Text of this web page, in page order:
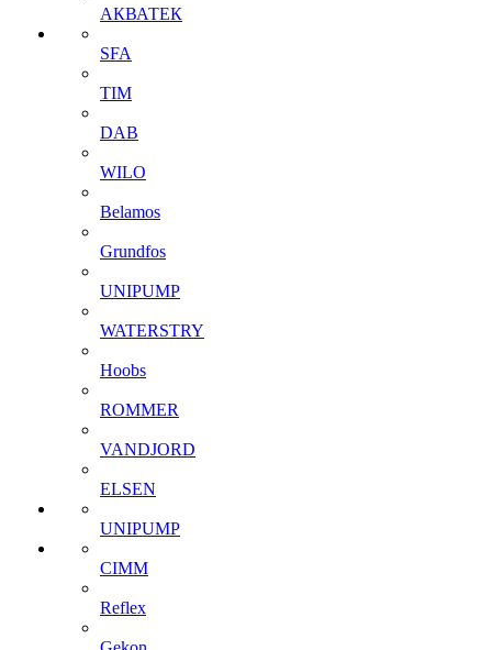
АКВАТЕК
SFA
TIM
DAB
WILO
Belamos
Grundfos
UNIPUMP
WATERSTRY
Hoobs
ROMMER
VANDJORD
ELSEN
UNIPUMP
CIMM
Reflex